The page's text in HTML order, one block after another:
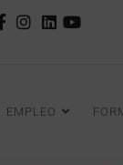
EMPLEO